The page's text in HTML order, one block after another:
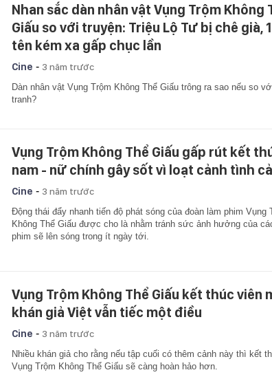
Nhan sắc dàn nhân vật Vụng Trộm Không
Giấu so với truyện: Triệu Lộ Tư bị chê già,
tên kém xa gấp chục lần
Cine - 3 năm trước
Dàn nhân vật Vụng Trộm Không Thể Giấu trông ra sao nếu so
tranh?
Vụng Trộm Không Thể Giấu gấp rút kết
nam - nữ chính gây sốt vì loạt cảnh tình
Cine - 3 năm trước
Động thái đẩy nhanh tiến độ phát sóng của đoàn làm phim Vụng
Không Thể Giấu được cho là nhằm tránh sức ảnh hưởng của
phim sẽ lên sóng trong ít ngày tới.
Vụng Trộm Không Thể Giấu kết thúc viên
khán giả Việt vẫn tiếc một điều
Cine - 3 năm trước
Nhiều khán giả cho rằng nếu tập cuối có thêm cảnh này thì kết
Vụng Trộm Không Thể Giấu sẽ càng hoàn hảo hơn.